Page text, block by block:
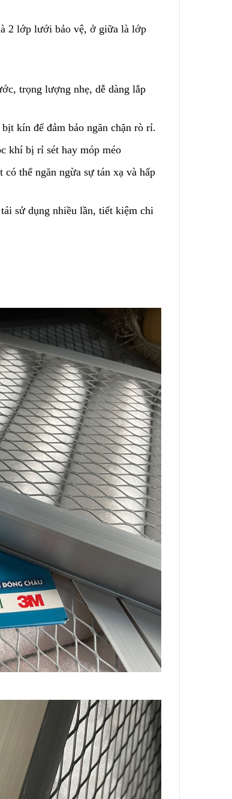
2 lớp lưới bảo vệ, ở giữa là lớp
trọng lượng nhẹ, dễ dàng lắp
kín để đảm bảo ngăn chặn rò rỉ.
khí bị rỉ sét hay móp méo
thể ngăn ngừa sự tán xạ và hấp
sử dụng nhiều lần, tiết kiệm chi
2023/12/11
2023/12/08
Ứng Dụng Ống Lọc Khe
Johnson Trong Khai Thác